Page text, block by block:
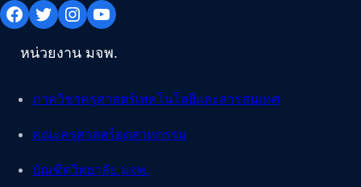
Facebook Twitter Instagram YouTube
หน่วยงาน มจพ.
ภาควิชาครุศาสตร์เทคโนโลยีและสารสนเทศ
คณะครุศาสตร์อุตสาหกรรม
บัณฑิตวิทยาลัย มจพ.